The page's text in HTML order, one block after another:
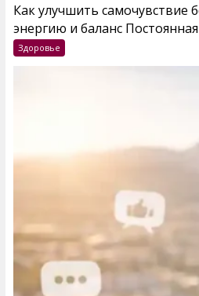
Как улучшить самочувствие
энергию и баланс
Здоровье